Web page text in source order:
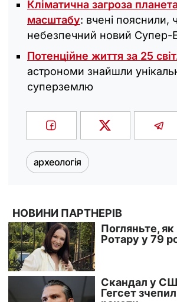
Кліматична загроза
масштабу: вчені пояснили,
небезпечний новий Супер-
Потенційне життя за 25
астрономи знайшли
суперземлю
археологія